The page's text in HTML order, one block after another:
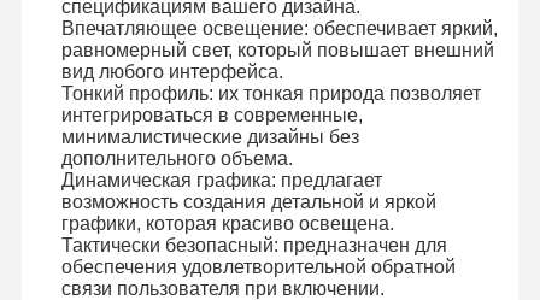
Переключатель мембраны PCB
Переключатель мембраны FPC
Переключатель мембраны кнопочной панели
Переключатель панели мембраны
Графические перекрытия
спецификациям вашего дизайна.
Впечатляющее освещение: обеспечивает яркий,
равномерный свет, который повышает внешний
вид любого интерфейса.
Тонкий профиль: их тонкая природа позволяет
интегрироваться в современные,
минималистические дизайны без
дополнительного объема.
Динамическая графика: предлагает
возможность создания детальной и яркой
графики, которая красиво освещена.
Тактически безопасный: предназначен для
обеспечения удовлетворительной обратной
связи пользователя при включении.